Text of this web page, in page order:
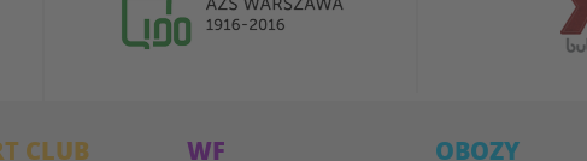
CLUB WF OBOZY